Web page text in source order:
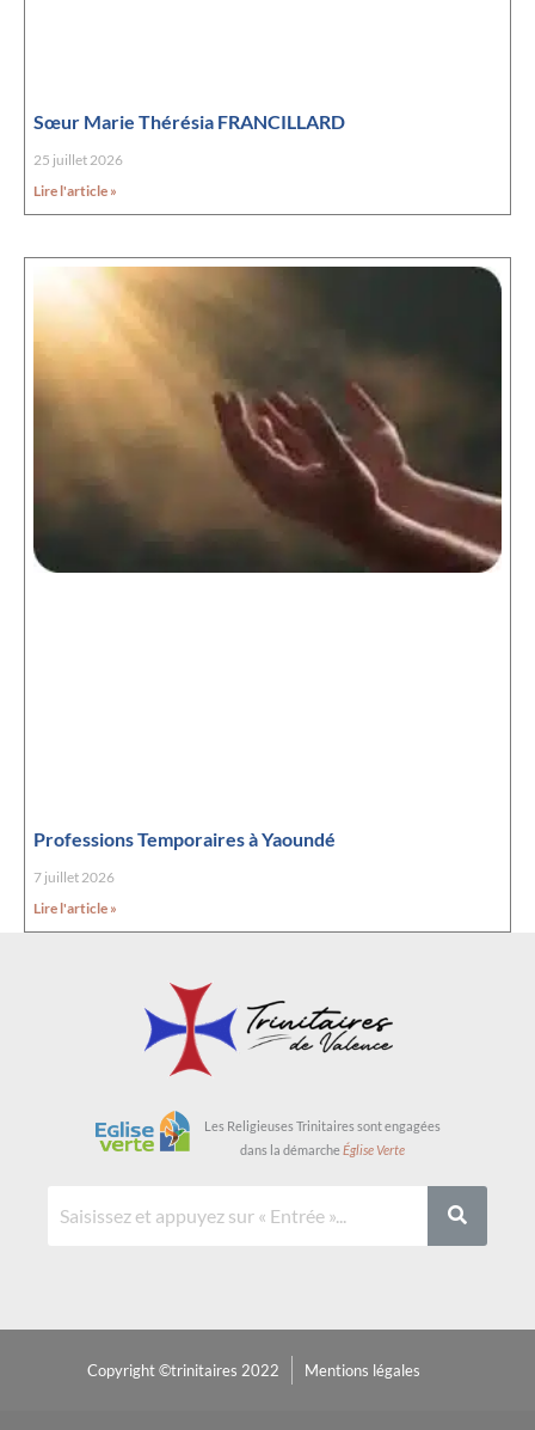
Sœur Marie Thérésia FRANCILLARD
25 juillet 2026
Lire l'article »
Professions Temporaires à Yaoundé
7 juillet 2026
Lire l'article »
Les Religieuses Trinitaires sont engagées
dans la démarche Église Verte
Copyright ©trinitaires 2022 Mentions légales